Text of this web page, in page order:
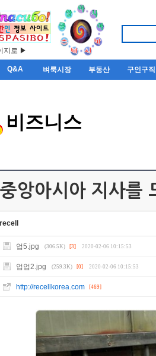
지로 ▶
Q&A 벼룩시장 부동산 구인구직
비즈니스
중앙아시아 지사를
recell
업5.jpg (306.5K) [3] 2020-02-06 10:15:53
업업2.jpg (259.3K) [0] 2020-02-06 10:15:53
http://recellkorea.com [469]